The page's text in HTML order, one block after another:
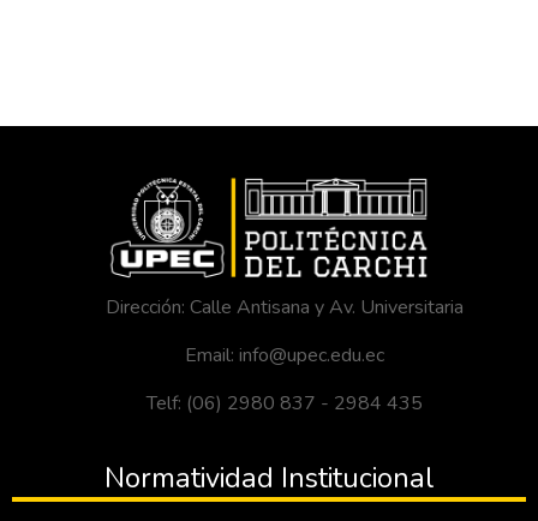
Dirección: Calle Antisana y Av. Universitaria
Email: info@upec.edu.ec
Telf: (06) 2980 837 - 2984 435
Normatividad Institucional